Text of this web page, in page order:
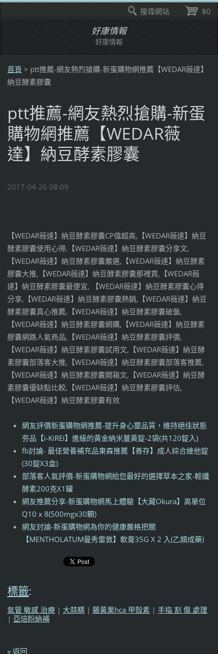
好康情報
好康情報
首頁 > ptt推薦-網友熱烈搶購-新蛋購物網推薦【WEDAR薇達】
納豆酵素膠囊
ptt推薦-網友熱烈搶購-新蛋
購物網推薦【WEDAR薇
達】納豆酵素膠囊
2017-04-26 08:09
【WEDAR薇達】納豆酵素膠囊CP值超高,【WEDAR薇達】納豆
酵素膠囊使用心得,【WEDAR薇達】納豆酵素膠囊分享文,
【WEDAR薇達】納豆酵素膠囊嚴選,【WEDAR薇達】納豆酵素
膠囊大推,【WEDAR薇達】納豆酵素膠囊那裡買,【WEDAR薇
達】納豆酵素膠囊最便宜, 【WEDAR薇達】納豆酵素膠囊心得
分享,【WEDAR薇達】納豆酵素膠囊熱銷,【WEDAR薇達】納豆
酵素膠囊真心推薦,【WEDAR薇達】納豆酵素膠囊破盤,
【WEDAR薇達】納豆酵素膠囊網購,【WEDAR薇達】納豆酵素
膠囊網路人氣商品,【WEDAR薇達】納豆酵素膠囊評價,
【WEDAR薇達】納豆酵素膠囊試用文,【WEDAR薇達】納豆酵
素膠囊部落客大推,【WEDAR薇達】納豆酵素膠囊部落客推薦,
【WEDAR薇達】納豆酵素膠囊開箱文,【WEDAR薇達】納豆酵
素膠囊優缺點比較,【WEDAR薇達】納豆酵素膠囊評估,
【WEDAR薇達】納豆酵素膠囊有效
網友評價新蛋購物網推薦-提升身心靈品質，維持絕佳狀態
夯品【i-KiREi】進級的黃金納米薑黃錠-2袋(共120錠入)
fb討論- 最佳營養補充品東森推薦【善存】成人綜合維他錠
(30錠X3盒)
部落客人氣評價-新蛋購物網給您最好的選擇草本之家-輕纖
酵素200克X1罐
網友推薦分享-新蛋購物網馬上體驗【大藏Okura】高單位
Q10 x 8(500mgx30顆)
網友討論-新蛋購物網為你的健康嚴格把關
【MENTHOLATUM曼秀雷敦】軟膏35G X 2 入(乙類成藥)
標籤:
氣管 敏感 治療 | 大蒜精 | 藤黃果hca 甲殼素 | 手指 割 傷 處理
| 亞培盼納補
« 返回
$0
搜尋網站